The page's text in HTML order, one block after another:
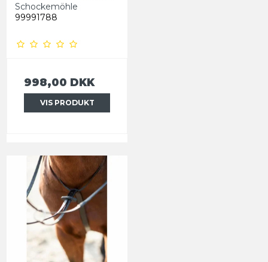
Schockemöhle
99991788
998,00 DKK
VIS PRODUKT